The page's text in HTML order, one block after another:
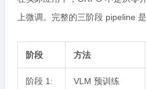
上微调。完整的三阶段 pipeline 是
阶段 方法
阶段 1:
VLM 预训练